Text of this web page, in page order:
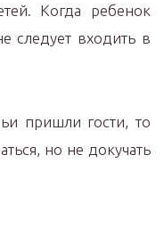
Когда ребенок
следует входить в
пришли гости, то
но не докучать